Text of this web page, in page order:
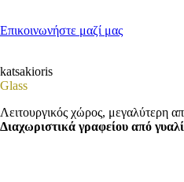
Επικοινωνήστε μαζί μας
katsakioris
Glass
Λειτουργικός χώρος, μεγαλύτερη
Διαχωριστικά γραφείου από γυαλί